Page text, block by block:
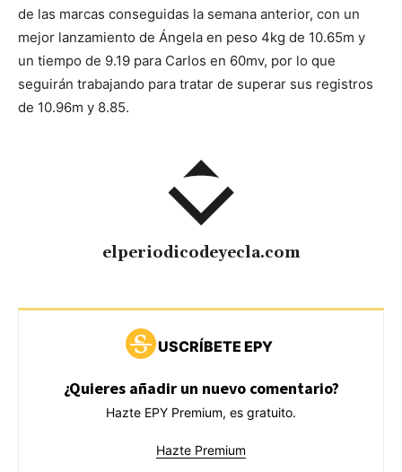
de las marcas conseguidas la semana anterior, con un
mejor lanzamiento de Ángela en peso 4kg de 10.65m y
un tiempo de 9.19 para Carlos en 60mv, por lo que
seguirán trabajando para tratar de superar sus registros
de 10.96m y 8.85.
elperiodicodeyecla.com
USCRÍBETE EPY
¿Quieres añadir un nuevo comentario?
Hazte EPY Premium, es gratuito.
Hazte Premium